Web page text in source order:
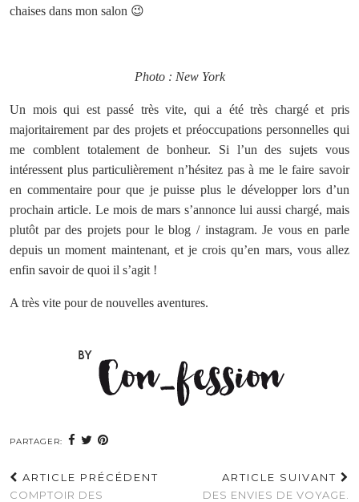
chaises dans mon salon 😉
Photo : New York
Un mois qui est passé très vite, qui a été très chargé et pris
majoritairement par des projets et préoccupations personnelles qui
me comblent totalement de bonheur. Si l’un des sujets vous
intéressent plus particulièrement n’hésitez pas à me le faire savoir
en commentaire pour que je puisse plus le développer lors d’un
prochain article. Le mois de mars s’annonce lui aussi chargé, mais
plutôt par des projets pour le blog / instagram. Je vous en parle
depuis un moment maintenant, et je crois qu’en mars, vous allez
enfin savoir de quoi il s’agit !
A très vite pour de nouvelles aventures.
PARTAGER:
ARTICLE PRÉCÉDENT
COMPTOIR DES
ARTICLE SUIVANT
DES ENVIES DE VOYAGE.